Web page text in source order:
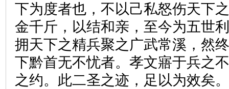
下为度者也，不以己私怒伤天下
金千斤，以结和亲，至今为五世
拥天下之精兵聚之广武常溪，然
下黔首无不忧者。孝文寤于兵之
之约。此二圣之迹，足以为效矣